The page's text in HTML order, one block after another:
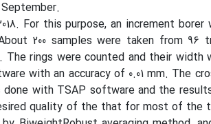
For this purpose, an increment
200 samples were taken from 96
The rings were counted and their width
with an accuracy of 0.01 mm. The
with TSAP software and the results
quality of the that for most of the